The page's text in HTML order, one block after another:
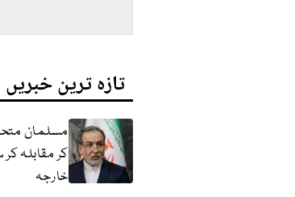
تازہ ترین خبریں
مسلمان
کر مقابلہ کر
خارجہ